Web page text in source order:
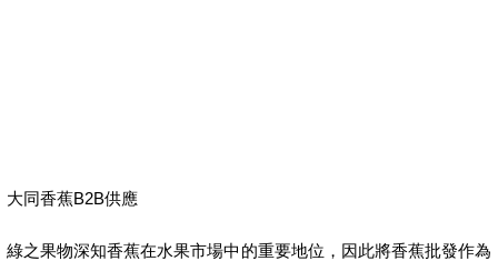
大同香蕉B2B供應
綠之果物深知香蕉在水果市場中的重要地位，因此將香蕉批發作為